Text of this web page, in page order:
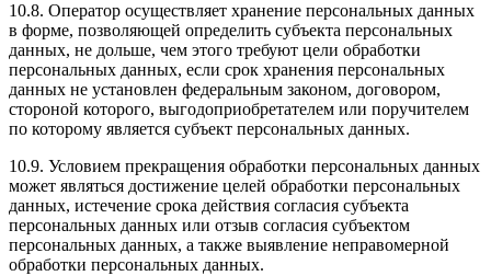
10.8. Оператор осуществляет хранение персональных данных
в форме, позволяющей определить субъекта персональных
данных, не дольше, чем этого требуют цели обработки
персональных данных, если срок хранения персональных
данных не установлен федеральным законом, договором,
стороной которого, выгодоприобретателем или поручителем
по которому является субъект персональных данных.
10.9. Условием прекращения обработки персональных данных
может являться достижение целей обработки персональных
данных, истечение срока действия согласия субъекта
персональных данных или отзыв согласия субъектом
персональных данных, а также выявление неправомерной
обработки персональных данных.